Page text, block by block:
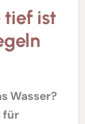
tief ist
Wasser?
für